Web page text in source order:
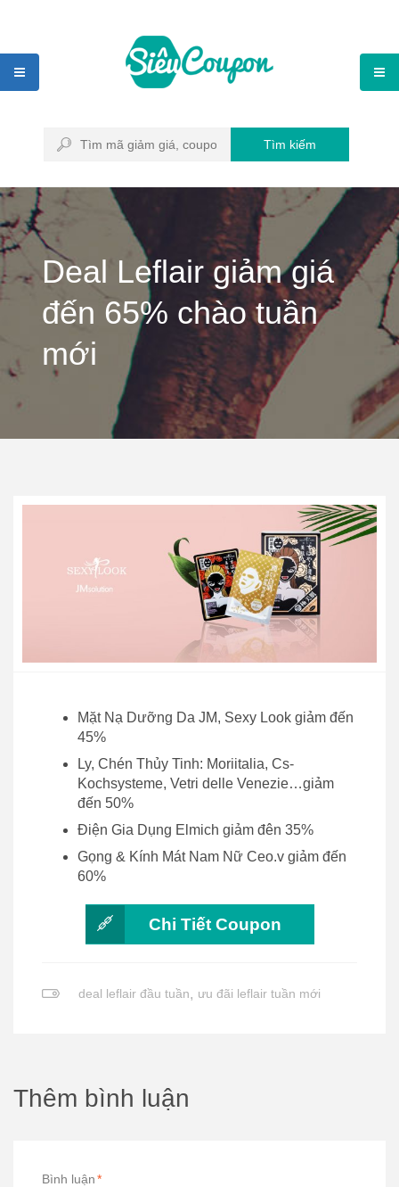
Tìm kiếm
Deal Leflair giảm giá
đến 65% chào tuần
mới
Mặt Nạ Dưỡng Da JM, Sexy Look giảm đến
45%
Ly, Chén Thủy Tinh: Moriitalia, Cs-
Kochsysteme, Vetri delle Venezie…giảm
đến 50%
Điện Gia Dụng Elmich giảm đên 35%
Gọng & Kính Mát Nam Nữ Ceo.v giảm đến
60%
Chi Tiết Coupon
deal leflair đầu tuần, ưu đãi leflair tuần mới
Thêm bình luận
Bình luận*